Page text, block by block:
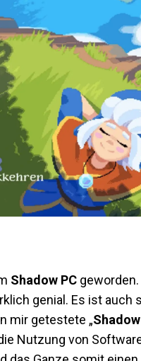
Shadow PC
genial. Es ist
mir getestete „
Nutzung von